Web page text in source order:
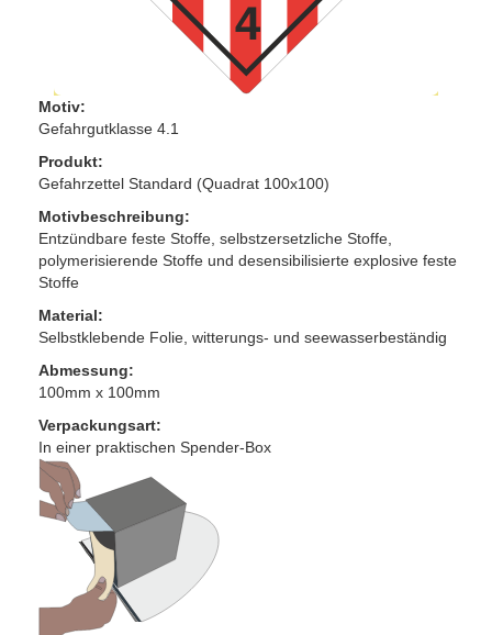
Motiv:
Gefahrgutklasse 4.1
Produkt:
Gefahrzettel Standard (Quadrat 100x100)
Motivbeschreibung:
Entzündbare feste Stoffe, selbstzersetzliche Stoffe,
polymerisierende Stoffe und desensibilisierte explosive feste
Stoffe
Material:
Selbstklebende Folie, witterungs- und seewasserbeständig
Abmessung:
100mm x 100mm
Verpackungsart:
In einer praktischen Spender-Box